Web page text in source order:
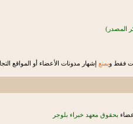
المصدر)
يمنع إشهار مدونات الأعضاء أو المواقع
بحقوق معهد خبراء بلوجر